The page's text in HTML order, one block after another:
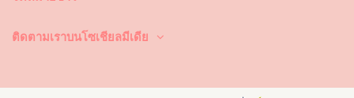
ที่สะอาดและไม่เค็ม ซึ่งเราแนะนำให้คุณล้างมือก่อนด้วยทุกครั้ง อย่าใช้ผง
สบู่อ่อน
ติดตามเราบนโซเชียลมีเดีย